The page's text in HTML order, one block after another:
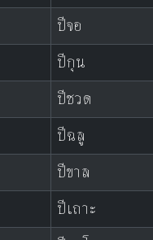
ปีจอ
ปีกุน
ปีชวด
ปีฉลู
ปีขาล
ปีเถาะ